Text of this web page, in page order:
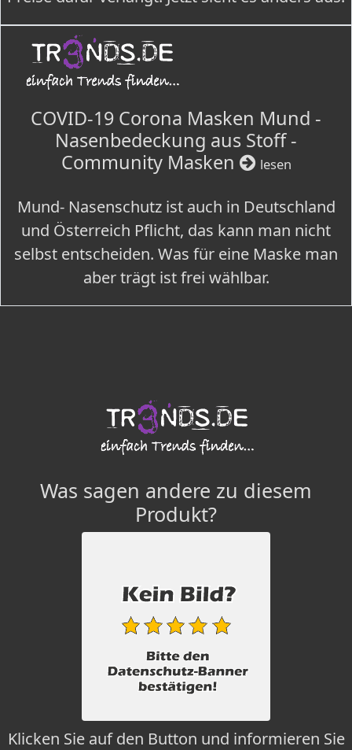
COVID-19 Corona Masken Mund -
Nasenbedeckung aus Stoff -
Community Masken
lesen
Mund- Nasenschutz ist auch in Deutschland
und Österreich Pflicht, das kann man nicht
selbst entscheiden. Was für eine Maske man
aber trägt ist frei wählbar.
Was sagen andere zu diesem
Produkt?
Klicken Sie auf den Button und informieren Sie